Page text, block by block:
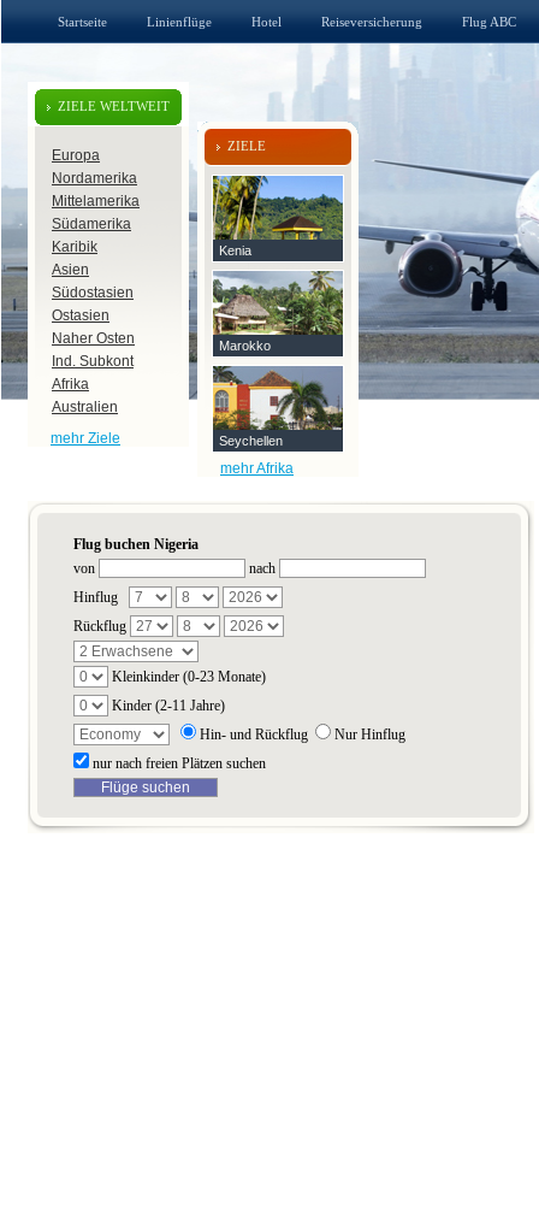
Startseite Linienflüge Hotel Reiseversicherung Flug ABC
ZIELE WELTWEIT
Europa
Nordamerika
Mittelamerika
Südamerika
Karibik
Asien
Südostasien
Ostasien
Naher Osten
Ind. Subkont
Afrika
Australien
mehr Ziele
ZIELE
Kenia
Marokko
Seychellen
mehr Afrika
Flug buchen Nigeria
von
nach
Hinflug
Rückflug
Kleinkinder (0-23 Monate)
Kinder (2-11 Jahre)
Hin- und Rückflug
Nur Hinflug
nur nach freien Plätzen suchen